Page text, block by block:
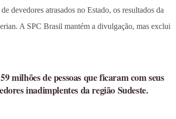
devedores atrasados no Estado, os resultados da
A SPC Brasil mantém a divulgação, mas exclui
milhões de pessoas que ficaram com seus
inadimplentes da região Sudeste.